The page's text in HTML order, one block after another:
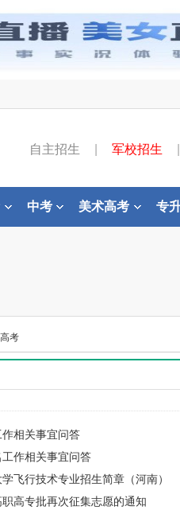
自主招生 军校招生
中考 美术高考 专
考
相关事宜问答
作相关事宜问答
飞行技术专业招生简章（河南）
高专批再次征集志愿的通知